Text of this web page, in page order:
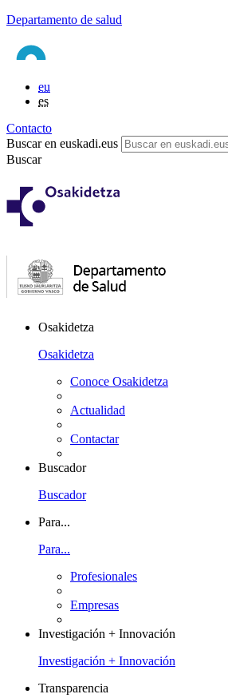
Departamento de salud
eu
es
Contacto
Buscar en euskadi.eus
Buscar
Osakidetza
Osakidetza
Conoce Osakidetza
Actualidad
Contactar
Buscador
Buscador
Para...
Para...
Profesionales
Empresas
Investigación + Innovación
Investigación + Innovación
Transparencia